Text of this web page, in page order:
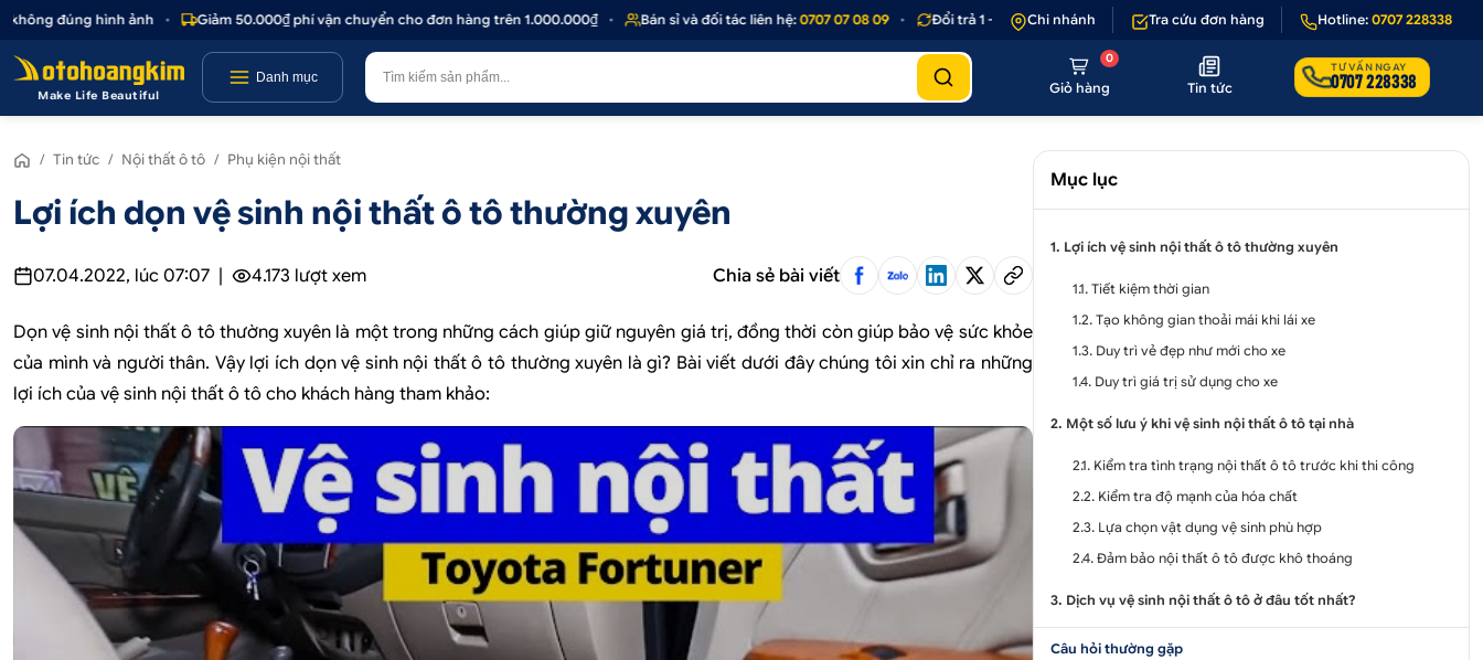
hình ảnh • Giảm 50.000₫ phí vận chuyển cho đơn hàng trên 1.000.000₫ • Bán sỉ và đối tác liên hệ:0707 07 08 09 • Đổi trả 1 - 1 nếu sản phẩm lỗi hoặc không đúng hình ảnh • Giảm 50.000₫ phí vận chuyển
Chi nhánh Tra cứu đơn hàng Hotline: 0707 228338
Make Life Beautiful
Danh mục
Giỏ hàng
0
Tin tức
TƯ VẤN NGAY
0707 228338
/ Tin tức / Nội thất ô tô / Phụ kiện nội thất
Lợi ích dọn vệ sinh nội thất ô tô thường xuyên
07.04.2022, lúc 07:07 | 4.173 lượt xem Chia sẻ bài viết
Dọn vệ sinh nội thất ô tô thường xuyên là một trong những cách giúp giữ nguyên giá trị, đồng thời còn giúp bảo vệ sức khỏe
của mình và người thân. Vậy lợi ích dọn vệ sinh nội thất ô tô thường xuyên là gì? Bài viết dưới đây chúng tôi xin chỉ ra những
lợi ích của vệ sinh nội thất ô tô cho khách hàng tham khảo:
Mục lục
1. Lợi ích vệ sinh nội thất ô tô thường xuyên
1.1. Tiết kiệm thời gian
1.2. Tạo không gian thoải mái khi lái xe
1.3. Duy trì vẻ đẹp như mới cho xe
1.4. Duy trì giá trị sử dụng cho xe
2. Một số lưu ý khi vệ sinh nội thất ô tô tại nhà
2.1. Kiểm tra tình trạng nội thất ô tô trước khi thi công
2.2. Kiểm tra độ mạnh của hóa chất
2.3. Lựa chọn vật dụng vệ sinh phù hợp
2.4. Đảm bảo nội thất ô tô được khô thoáng
3. Dịch vụ vệ sinh nội thất ô tô ở đâu tốt nhất?
Câu hỏi thường gặp